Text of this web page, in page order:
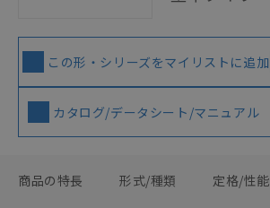
この形・シリーズをマイリストに追加
カタログ/データシート/マニュアル
商品の特長 形式/種類 定格/性能